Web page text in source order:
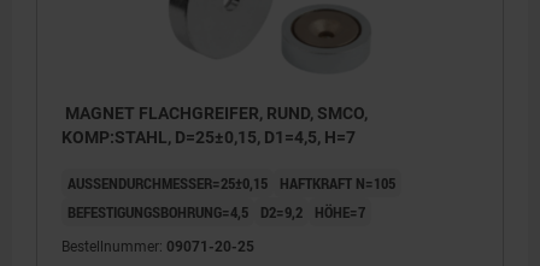
MAGNET FLACHGREIFER, RUND, SMCO,
KOMP:STAHL, D=25±0,15, D1=4,5, H=7
AUSSENDURCHMESSER=25±0,15
HAFTKRAFT N=105
BEFESTIGUNGSBOHRUNG=4,5
D2=9,2 HÖHE=7
Bestellnummer: 09071-20-25